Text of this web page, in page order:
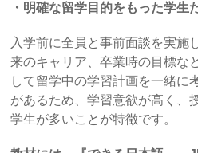
・明確な留学目的をもった学生
入学前に全員と事前面談を実施
来のキャリア、卒業時の目標な
して留学中の学習計画を一緒に
があるため、学習意欲が高く、
学生が多いことが特徴です。